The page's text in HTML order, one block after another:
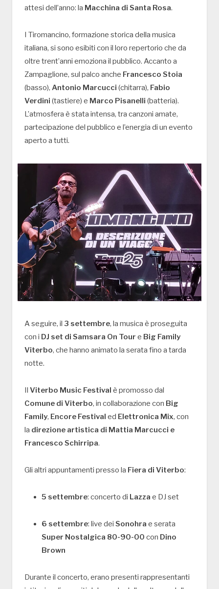
attesi dell’anno: la Macchina di Santa Rosa.
I Tiromancino, formazione storica della musica
italiana, si sono esibiti con il loro repertorio che da
oltre trent’anni emoziona il pubblico. Accanto a
Zampaglione, sul palco anche Francesco Stoia
(basso), Antonio Marcucci (chitarra), Fabio
Verdini (tastiere) e Marco Pisanelli (batteria).
L’atmosfera è stata intensa, tra canzoni amate,
partecipazione del pubblico e l’energia di un evento
aperto a tutti.
A seguire, il 3 settembre, la musica è proseguita
con i DJ set di Samsara On Tour e Big Family
Viterbo, che hanno animato la serata fino a tarda
notte.
Il Viterbo Music Festival è promosso dal
Comune di Viterbo, in collaborazione con Big
Family, Encore Festival ed Elettronica Mix, con
la direzione artistica di Mattia Marcucci e
Francesco Schirripa.
Gli altri appuntamenti presso la Fiera di Viterbo:
5 settembre: concerto di Lazza e DJ set
6 settembre: live dei Sonohra e serata
Super Nostalgica 80-90-00 con Dino
Brown
Durante il concerto, erano presenti rappresentanti